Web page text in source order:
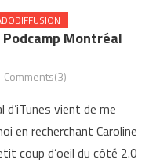
Montréal
Comments(3)
d’iTunes vient de me
en recherchant Caroline
coup d’oeil du côté 2.0